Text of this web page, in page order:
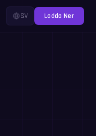
SV Ladda Ner